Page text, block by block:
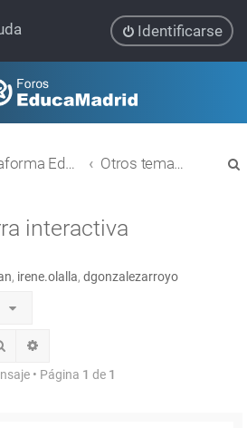
Identificarse
Plataforma Educativa EducaMadrid Otros temas relacionados con las TIC
interactiva
, irene.olalla, dgonzalezarroyo
Buscar
• Página 1 de 1